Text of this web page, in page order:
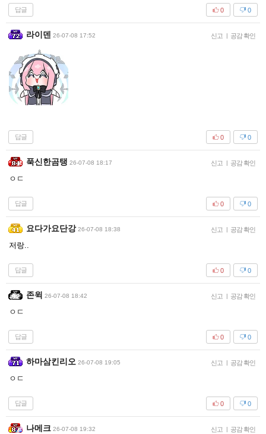
답글 0
0
라이덴 26-07-08 17:52 신고 | 공감 확인
답글 0
0
푹신한곰탱 26-07-08 18:17 신고 | 공감 확인
ㅇㄷ
답글 0
0
요다가요단강 26-07-08 18:38 신고 | 공감 확인
저랑..
답글 0
0
존윅 26-07-08 18:42 신고 | 공감 확인
ㅇㄷ
답글 0
0
하마삼킨리오 26-07-08 19:05 신고 | 공감 확인
ㅇㄷ
답글 0
0
나메크 26-07-08 19:32 신고 | 공감 확인